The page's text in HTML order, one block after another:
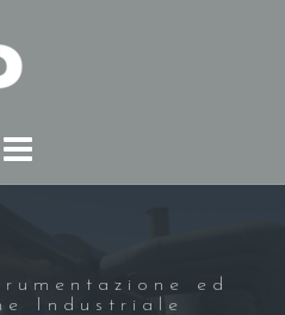
ed
Industriale